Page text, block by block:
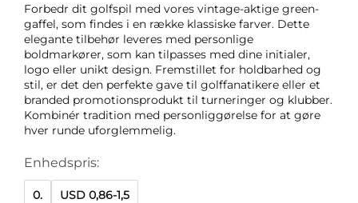
Forbedr dit golfspil med vores vintage-aktige green-
gaffel, som findes i en række klassiske farver. Dette
elegante tilbehør leveres med personlige
boldmarkører, som kan tilpasses med dine initialer,
logo eller unikt design. Fremstillet for holdbarhed og
stil, er det den perfekte gave til golffanatikere eller et
branded promotionsprodukt til turneringer og klubber.
Kombinér tradition med personliggørelse for at gøre
hver runde uforglemmelig.
Enhedspris:
0. USD 0,86-1,5